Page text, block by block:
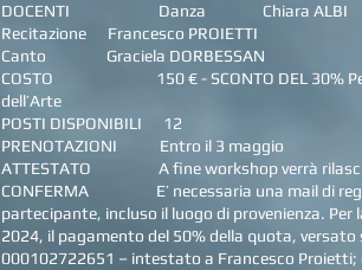
DOCENTI Danza Chiara ALBI
Recitazione Francesco PROIETTI
Canto Graciela DORBESSAN
COSTO 150 € - SCONTO DEL 30% Per
dell’Arte
POSTI DISPONIBILI 12
PRENOTAZIONI Entro il 3 maggio
ATTESTATO A fine workshop verrà
CONFERMA E’ necessaria una mail di
partecipante, incluso il luogo di provenienza.
2024, il pagamento del 50% della quota, versato
000102722651 – intestato a Francesco